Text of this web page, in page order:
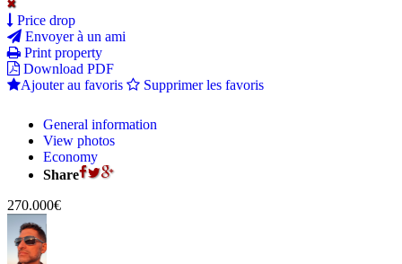
Price drop
Envoyer à un ami
Print property
Download PDF
Ajouter au favoris
Supprimer les favoris
General information
View photos
Economy
Share
270.000€